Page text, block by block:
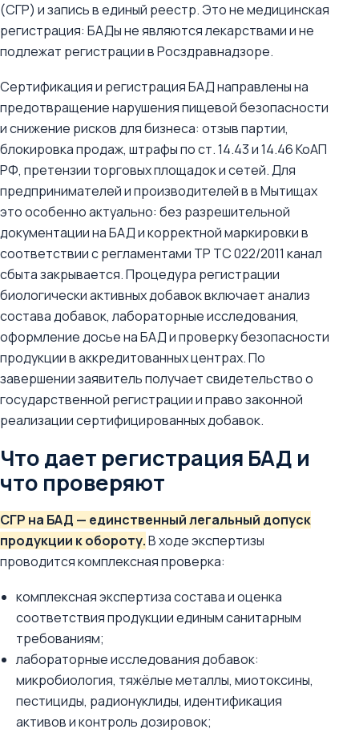
(СГР) и запись в единый реестр. Это не медицинская
регистрация: БАДы не являются лекарствами и не
подлежат регистрации в Росздравнадзоре.
Сертификация и регистрация БАД направлены на
предотвращение нарушения пищевой безопасности
и снижение рисков для бизнеса: отзыв партии,
блокировка продаж, штрафы по ст. 14.43 и 14.46 КоАП
РФ, претензии торговых площадок и сетей. Для
предпринимателей и производителей в в Мытищах
это особенно актуально: без разрешительной
документации на БАД и корректной маркировки в
соответствии с регламентами ТР ТС 022/2011 канал
сбыта закрывается. Процедура регистрации
биологически активных добавок включает анализ
состава добавок, лабораторные исследования,
оформление досье на БАД и проверку безопасности
продукции в аккредитованных центрах. По
завершении заявитель получает свидетельство о
государственной регистрации и право законной
реализации сертифицированных добавок.
Что дает регистрация БАД и
что проверяют
СГР на БАД — единственный легальный допуск
продукции к обороту.В ходе экспертизы
проводится комплексная проверка:
комплексная экспертиза состава и оценка
соответствия продукции единым санитарным
требованиям;
лабораторные исследования добавок:
микробиология, тяжёлые металлы, миотоксины,
пестициды, радионуклиды, идентификация
активов и контроль дозировок;